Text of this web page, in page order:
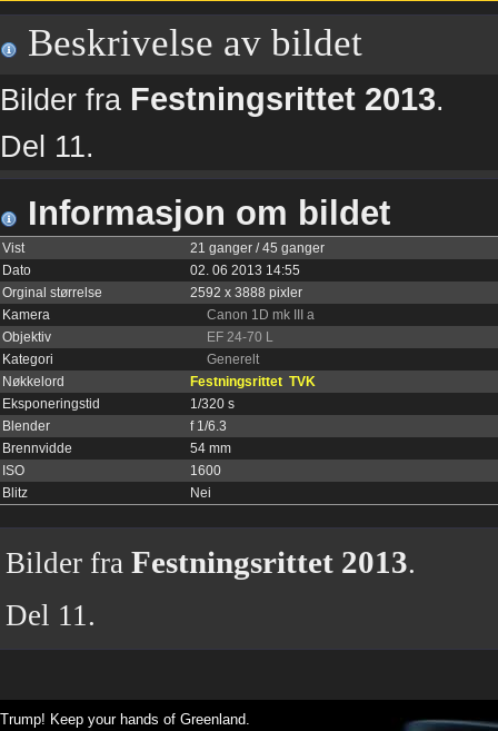
Beskrivelse av bildet
Bilder fra Festningsrittet 2013.
Del 11.
Informasjon om bildet
Vist
21 ganger / 45 ganger
Dato
02. 06 2013 14:55
Orginal størrelse
2592 x 3888 pixler
Kamera
Canon 1D mk III a
Objektiv
EF 24-70 L
Kategori
Generelt
Nøkkelord
Festningsrittet TVK
Eksponeringstid
1/320 s
Blender
f 1/6.3
Brennvidde
54 mm
ISO
1600
Blitz
Nei
Bilder fra Festningsrittet 2013.
Del 11.
Trump! Keep your hands of Greenland.